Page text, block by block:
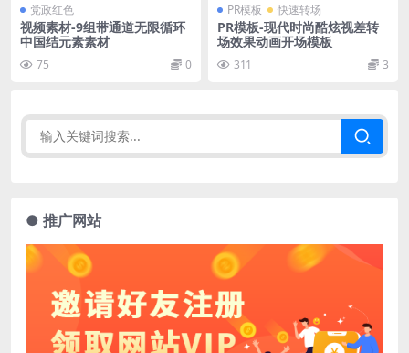
党政红色
视频素材-9组带通道无限循环
中国结元素素材
75 0
PR模板 快速转场
PR模板-现代时尚酷炫视差转
场效果动画开场模板
311 3
● 推广网站